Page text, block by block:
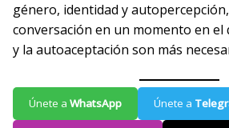
género, identidad y
conversación en un momento en el
y la autoaceptación son más
Únete a WhatsApp Únete a